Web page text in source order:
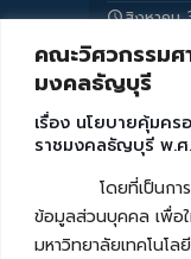
คณะวิศวกรรมศ
มงคลธัญบุรี
เรื่อง นโยบายคุ้มค
ราชมงคลธัญบุรี พ.
โดยที่เป็นการสม
ข้อมูลส่วนบุคคล เพื่อ
มหาวิทยาลัยเทคโนโ
สิงหาคม